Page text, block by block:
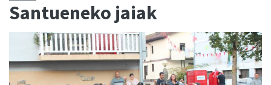
Santueneko jaiak